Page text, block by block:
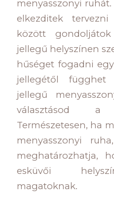
menyasszonyi
elkezditek
között
jellegű helyszínen
hűséget fogadni
jellegétől
jellegű
választásod
Természetesen, ha
menyasszonyi
meghatározhatja,
esküvői
magatoknak.